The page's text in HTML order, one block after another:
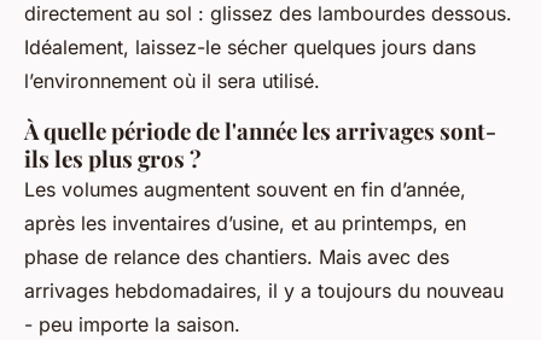
directement au sol : glissez des lambourdes dessous.
Idéalement, laissez-le sécher quelques jours dans
l’environnement où il sera utilisé.
À quelle période de l'année les arrivages sont-
ils les plus gros ?
Les volumes augmentent souvent en fin d’année,
après les inventaires d’usine, et au printemps, en
phase de relance des chantiers. Mais avec des
arrivages hebdomadaires, il y a toujours du nouveau
- peu importe la saison.